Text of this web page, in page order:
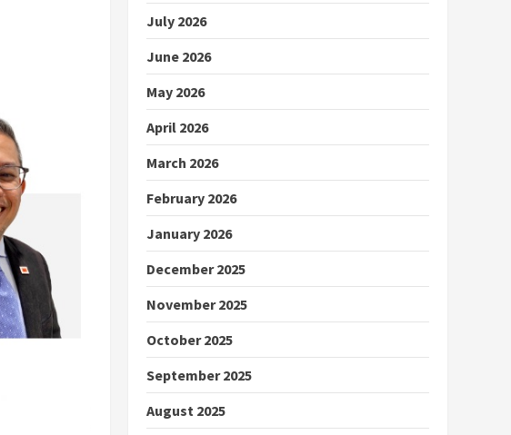
July 2026
June 2026
May 2026
April 2026
March 2026
February 2026
January 2026
December 2025
November 2025
October 2025
September 2025
August 2025